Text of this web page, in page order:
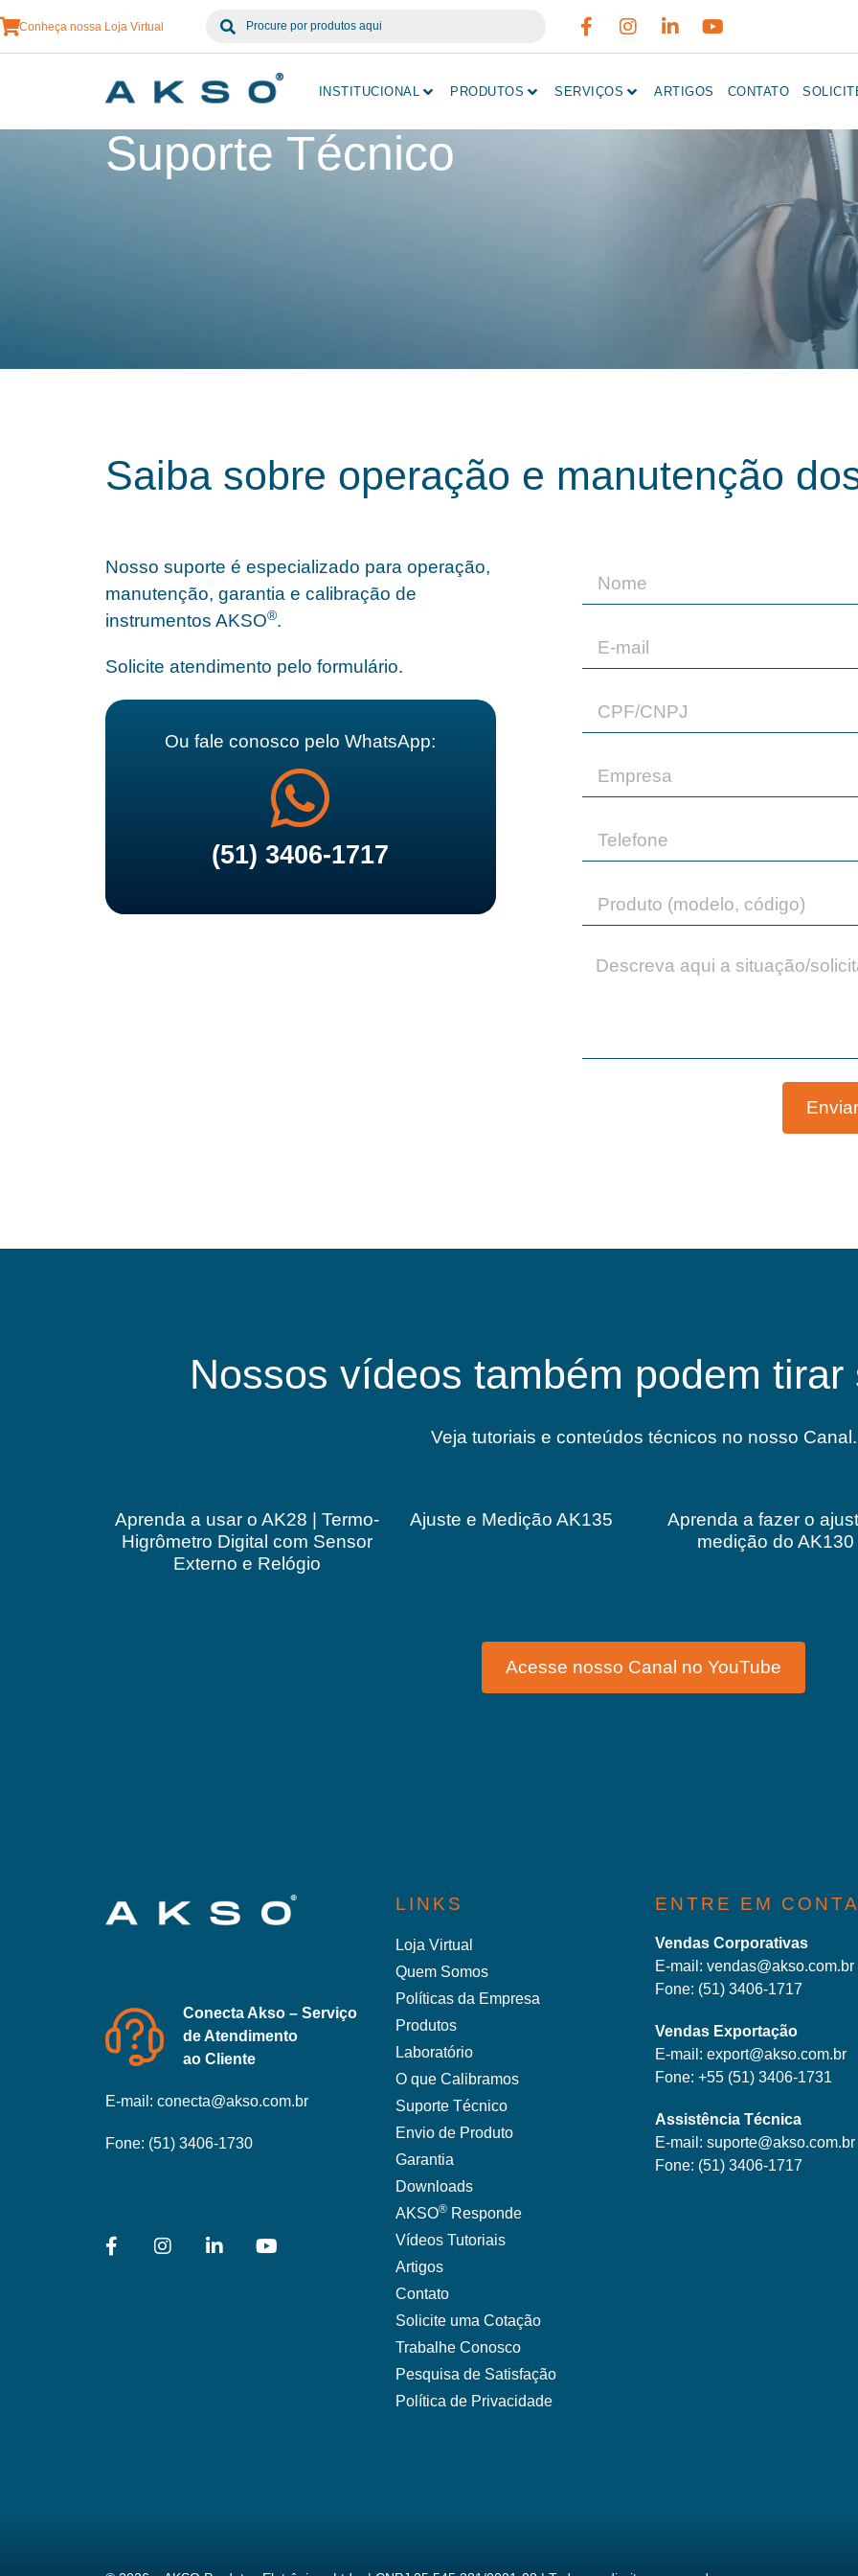
Conheça nossa Loja Virtual
INSTITUCIONAL PRODUTOS SERVIÇOS ARTIGOS CONTATO
Suporte Técnico
Saiba sobre operação e manutenção
Nosso suporte é especializado para operação,
manutenção, garantia e calibração de
instrumentos AKSO®.
Solicite atendimento pelo formulário.
Ou fale conosco pelo WhatsApp:
(51) 3406-1717
Nossos vídeos também podem tirar
Veja tutoriais e conteúdos técnicos no nosso Canal.
Aprenda a usar o AK28 | Termo-
Higrômetro Digital com Sensor
Externo e Relógio
Ajuste e Medição AK135
Aprenda a fazer o
medição do AK130
Acesse nosso Canal no YouTube
Conecta Akso – Serviço
de Atendimento
ao Cliente
E-mail: conecta@akso.com.br
Fone: (51) 3406-1730
LINKS
Loja Virtual
Quem Somos
Políticas da Empresa
Produtos
Laboratório
O que Calibramos
Suporte Técnico
Envio de Produto
Garantia
Downloads
AKSO® Responde
Vídeos Tutoriais
Artigos
Contato
Solicite uma Cotação
Trabalhe Conosco
Pesquisa de Satisfação
Política de Privacidade
ENTRE EM
Vendas Corporativas
E-mail:vendas@akso.com.br
Fone: (51) 3406-1717
Vendas Exportação
E-mail:export@akso.com.br
Fone:+55 (51) 3406-1731
Assistência Técnica
E-mail:suporte@akso.com.br
Fone: (51) 3406-1717